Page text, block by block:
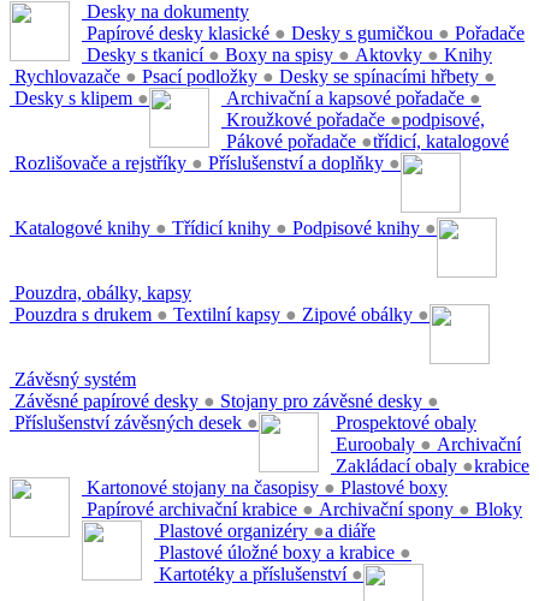
Desky na dokumenty
Papírové desky klasické ● Desky s gumičkou ●
Desky s tkanicí ● Boxy na spisy ● Aktovky ●
Rychlovazače ● Psací podložky ● Desky se spínacími hřbety ●
Desky s klipem ●
Pořadače
Archivační a kapsové pořadače ●
Kroužkové pořadače ●
Pákové pořadače ●
Rozlišovače a rejstříky ● Příslušenství a doplňky ●
Knihy
podpisové,
třídicí, katalogové
Katalogové knihy ● Třídicí knihy ● Podpisové knihy ●
Pouzdra, obálky, kapsy
Pouzdra s drukem ● Textilní kapsy ● Zipové obálky ●
Závěsný systém
Závěsné papírové desky ● Stojany pro závěsné desky ●
Příslušenství závěsných desek ●
Prospektové obaly
Euroobaly ●
Zakládací obaly ●
Archivační
krabice
Kartonové stojany na časopisy ●
Papírové archivační krabice ● Archivační spony ●
Plastové boxy
Plastové organizéry ●
Plastové úložné boxy a krabice ●
Kartotéky a příslušenství ●
Bloky
a diáře